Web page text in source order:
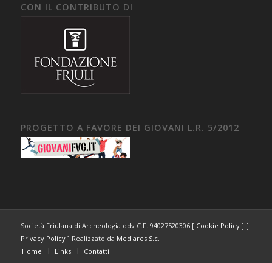
CON IL CONTRIBUTO DI
PROGETTO A FAVORE DEI GIOVANI L.R. 5/2012
Società Friulana di Archeologia odv C.F. 94027520306 [ Cookie Policy] [
Privacy Policy] Realizzato da Mediares S.c.
Home
Links Contatti